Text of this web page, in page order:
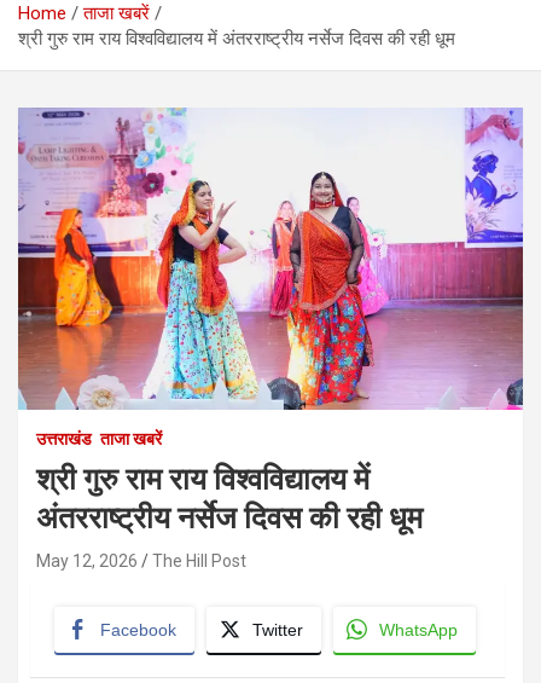
Home
ताजा खबरें
श्री गुरु राम राय विश्वविद्यालय में अंतरराष्ट्रीय नर्सेज दिवस की रही धूम
उत्तराखंड ताजा खबरें
श्री गुरु राम राय विश्वविद्यालय में
अंतरराष्ट्रीय नर्सेज दिवस की रही धूम
May 12, 2026 The Hill Post
Facebook Twitter WhatsApp